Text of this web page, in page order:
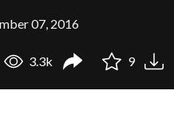
07, 2016
3.3k 9